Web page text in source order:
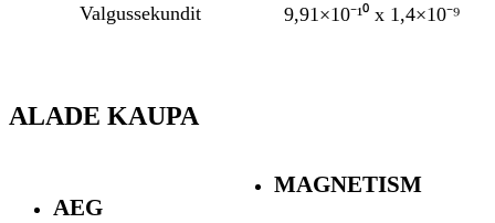
Valgussekundit
9,91×10⁻¹⁰ x 1,4×10⁻⁹
ALADE KAUPA
AEG
MAGNETISM